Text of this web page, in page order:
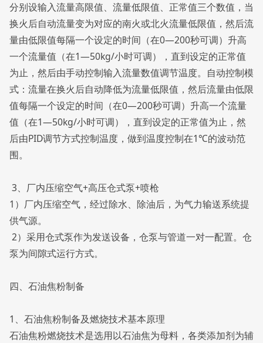
分别设输入流量高限值、流量低限值、正常值三个数值，当
换火后自动流量变为对应的南火或北火流量低限值，然后流
量由低限值每隔一个设定的时间（在0—200秒可调）升高
一个流量值（在1—50kg/小时可调），直到设定的正常值
为止，然后由手动控制输入流量数值调节温度。自动控制模
式：流量在换火后自动降低为流量低限值，然后流量由低限
值每隔一个设定的时间（在0—200秒可调）升高一个流量
值（在1—50kg/小时可调），直到设定的正常值为止，然
后由PID调节方式控制温度，做到温度控制在1℃的波动范
围。
3、厂内压缩空气+高压仓式泵+喷枪
1）厂内压缩空气，经过除水、除油后，为气力输送系统提
供气源。
2）采用仓式泵作为发送设备，仓泵与管道一对一配置。仓
泵为间隙式运行方式。
四、石油焦粉制备
1、石油焦粉制备及燃烧技术基本原理
石油焦粉燃烧技术是选用以石油焦为母料，各类添加剂为辅